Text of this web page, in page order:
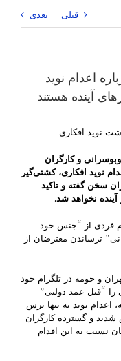
قبلی بعدی
اعدام نوید
آینده هستند
نوید افکاری
و کارگران
نوید افکاری، کشتی‌گیر
سخن گفته و تاکید
آینده نخواهد شد.
فردی از “جنس خود
ترساندن معترضان از
و حومه در تلگرام خود
را “قتل عمد دولتی”
نوید نه تنها ترس
و گسترده کارگران
نسبت به این اقدام